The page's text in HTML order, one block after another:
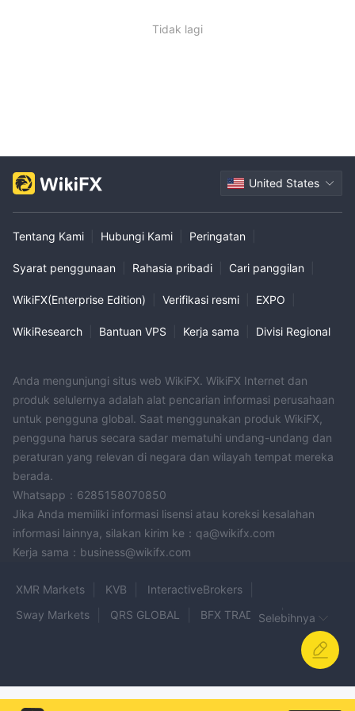
Tidak lagi
United States
Tentang Kami Hubungi Kami Peringatan
Syarat penggunaan Rahasia pribadi Cari panggilan
WikiFX(Enterprise Edition) Verifikasi resmi EXPO
WikiResearch Bantuan VPS Kerja sama Divisi Regional
Anda mengunjungi situs web WikiFX. WikiFX Internet dan
produk selulernya adalah alat pencarian informasi perusahaan
untuk pengguna global. Saat menggunakan produk WikiFX,
pengguna harus secara sadar mematuhi undang-undang dan
peraturan yang relevan di negara dan wilayah tempat mereka
berada.
Whatsapp：6285158070850
Jika Anda memiliki informasi lisensi atau koreksi kesalahan
informasi lainnya, silakan kirim ke：qa@wikifx.com
Kerja sama：business@wikifx.com
XMR Markets KVB
InteractiveBrokers
Sway Markets
QRS GLOBAL
BFX TRADING
Trade360
Nixse
Trademil Markets
Selebihnya